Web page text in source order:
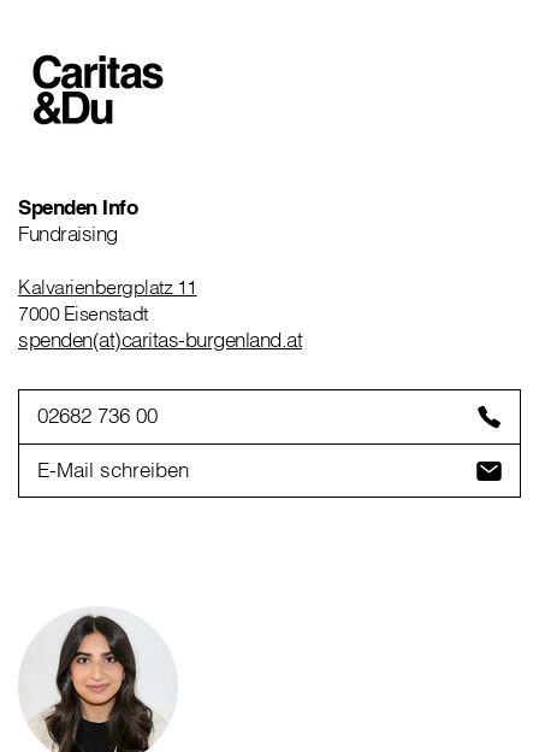
Spenden Info
Fundraising
Kalvarienbergplatz 11
7000 Eisenstadt
spenden(at)caritas-burgenland.at
02682 736 00
E-Mail schreiben